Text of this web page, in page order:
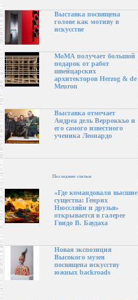
Выставка посвящена
голове как мотиву в
искусстве
МоМА получает большой
подарок от работ
швейцарских
архитекторов Herzog & de
Meuron
Выставка отмечает
Андреа дель Верроккьо и
его самого известного
ученика Леонардо
Последние статьи
«Где командовали высшие
существа: Генрих
Нюссляйн и друзья»
открывается в галерее
Гвидо В. Баудаха
Новая экспозиция
Высокого музея
посвящена искусству
южных backroads